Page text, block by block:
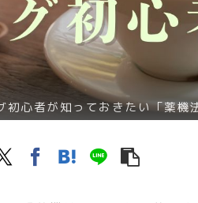
初心者が知っておきたい「薬機